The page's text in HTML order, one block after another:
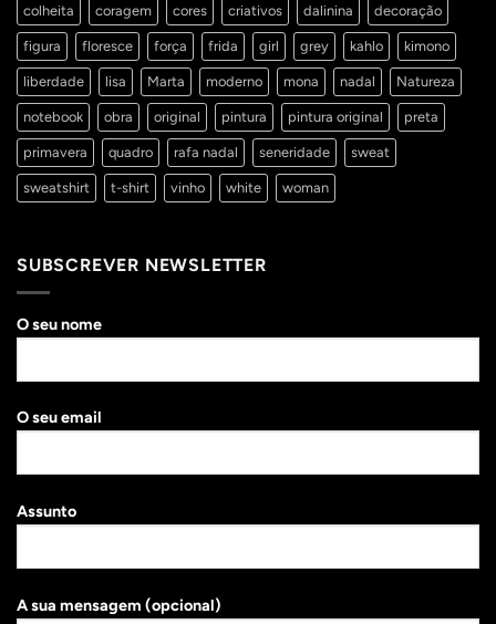
colheita coragem cores criativos dalinina decoração
figura floresce força frida girl grey kahlo kimono
liberdade lisa Marta moderno mona nadal Natureza
notebook obra original pintura pintura original preta
primavera quadro rafa nadal seneridade sweat
sweatshirt t-shirt vinho white woman
SUBSCREVER NEWSLETTER
O seu nome
O seu email
Assunto
A sua mensagem (opcional)